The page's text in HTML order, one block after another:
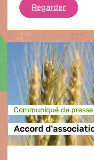
RegarderSauver
Communiqué de presse |
Accord